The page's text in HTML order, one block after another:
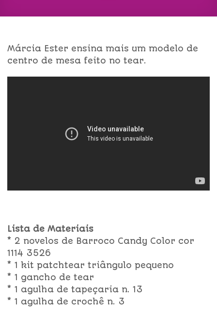
Márcia Ester ensina mais um modelo de
centro de mesa feito no tear.
Lista de Materiais
* 2 novelos de Barroco Candy Color cor
1114 3526
* 1 kit patchtear triângulo pequeno
* 1 gancho de tear
* 1 agulha de tapeçaria n. 13
* 1 agulha de crochê n. 3